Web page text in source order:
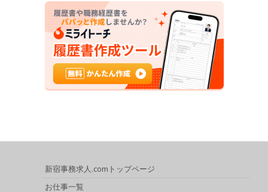
新宿事務求人.comトップページ
お仕事一覧